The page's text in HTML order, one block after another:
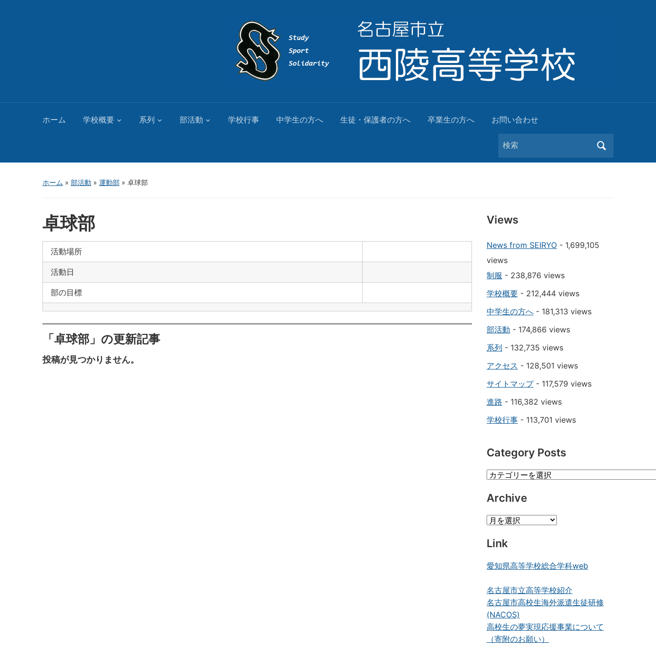
ホーム 学校概要 系列 部活動 学校行事 中学生の方へ 生徒・保護者の方へ 卒業生の方へ お問い合わせ
Search
for:
ホーム » 部活動 » 運動部 » 卓球部
卓球部
活動場所
活動日
部の目標
「卓球部」の更新記事
投稿が見つかりません。
Views
News from SEIRYO - 1,699,105
views
制服 - 238,876 views
学校概要 - 212,444 views
中学生の方へ - 181,313 views
部活動 - 174,866 views
系列 - 132,735 views
アクセス - 128,501 views
サイトマップ- 117,579 views
進路 - 116,382 views
学校行事 - 113,701 views
Category Posts
Category
Archive
Archive
Link
愛知県高等学校総合学科web
名古屋市立高等学校紹介
名古屋市高校生海外派遣生徒研修
(NACOS)
高校生の夢実現応援事業について
（寄附のお願い）